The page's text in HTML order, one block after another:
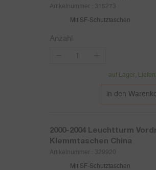
Artikelnummer : 315273
Mit SF-Schutztaschen
Anzahl
auf Lager,
in den
2000-2004 Leuchtturm
Klemmtaschen China
Artikelnummer : 329920
Mit SF-Schutztaschen